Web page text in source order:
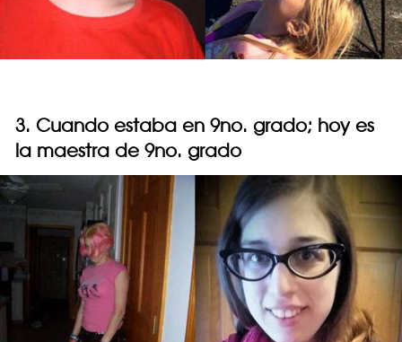
3. Cuando estaba en 9no. grado; hoy es
la maestra de 9no. grado